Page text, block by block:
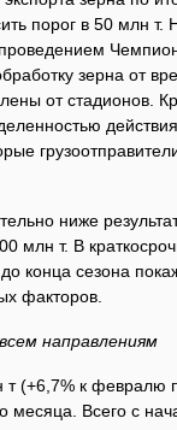
порог в 50 млн т.
зерна от
от стадионов.
ниже
млн т. В
конца сезона
факторов.
направлениям
(+6,7% к февралю
месяца. Всего с